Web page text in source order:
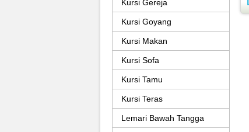
Kursi Gereja
Kursi Goyang
Kursi Makan
Kursi Sofa
Kursi Tamu
Kursi Teras
Lemari Bawah Tangga